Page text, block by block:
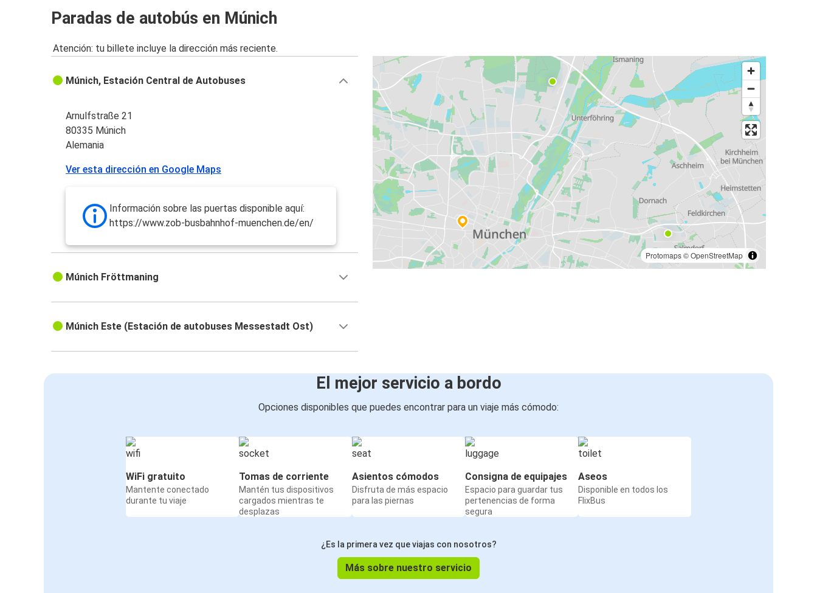
Paradas de autobús en Múnich
Atención: tu billete incluye la dirección más reciente.
Protomaps©OpenStreetMap
Múnich, Estación Central de Autobuses
Arnulfstraße 21
80335 Múnich
Alemania
Ver esta dirección en Google Maps
Información sobre las puertas disponible aquí:
https://www.zob-busbahnhof-muenchen.de/en/
Múnich Fröttmaning
Múnich Este (Estación de autobuses Messestadt Ost)
El mejor servicio a bordo
Opciones disponibles que puedes encontrar para un viaje más cómodo:
WiFi gratuito
Mantente conectado
durante tu viaje
Tomas de corriente
Mantén tus dispositivos
cargados mientras te
desplazas
Asientos cómodos
Disfruta de más espacio
para las piernas
Consigna de equipajes
Espacio para guardar tus
pertenencias de forma
segura
Aseos
Disponible en todos los
FlixBus
¿Es la primera vez que viajas con nosotros?
Más sobre nuestro servicio